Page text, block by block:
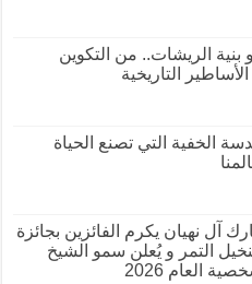
بنية الريشات.. من التكوين
التاريخية
الخفية التي تصنع الحياة
آل نهيان يكرم الفائزين بجائزة
التمر و يُعلن سمو الشيخ
العام 2026